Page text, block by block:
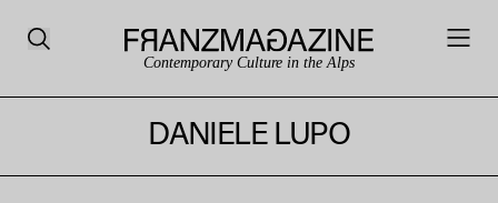
Contemporary Culture in the Alps
DANIELE LUPO